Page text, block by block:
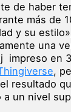
de haber
más de
y su
una
impreso en
,
resultado
a un nivel